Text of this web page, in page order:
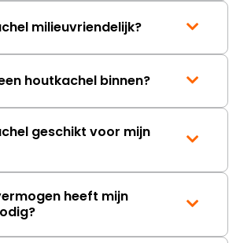
en efficiënte haard willen die
verrijkt met warmte en
milieuvriendelijk?
houtkachel binnen?
geschikt voor mijn
heeft mijn